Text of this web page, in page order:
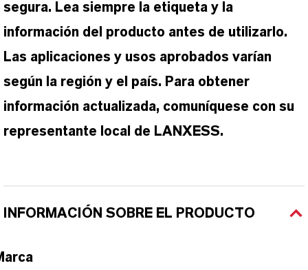
segura. Lea siempre la etiqueta y la
información del producto antes de utilizarlo.
Las aplicaciones y usos aprobados varían
según la región y el país. Para obtener
información actualizada, comuníquese con su
representante local de LANXESS.
INFORMACIÓN SOBRE EL PRODUCTO